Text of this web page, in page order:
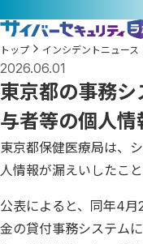
トップ インシデントニュース
2026.06.01
東京都の事務
与者等の個人情
東京都保健医療局は、
人情報が漏えいしたこ
公表によると、同年4
金の貸付事務システム